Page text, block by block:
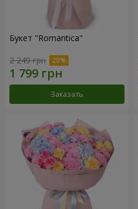
Букет "Romantica"
2 249 грн
Заказать